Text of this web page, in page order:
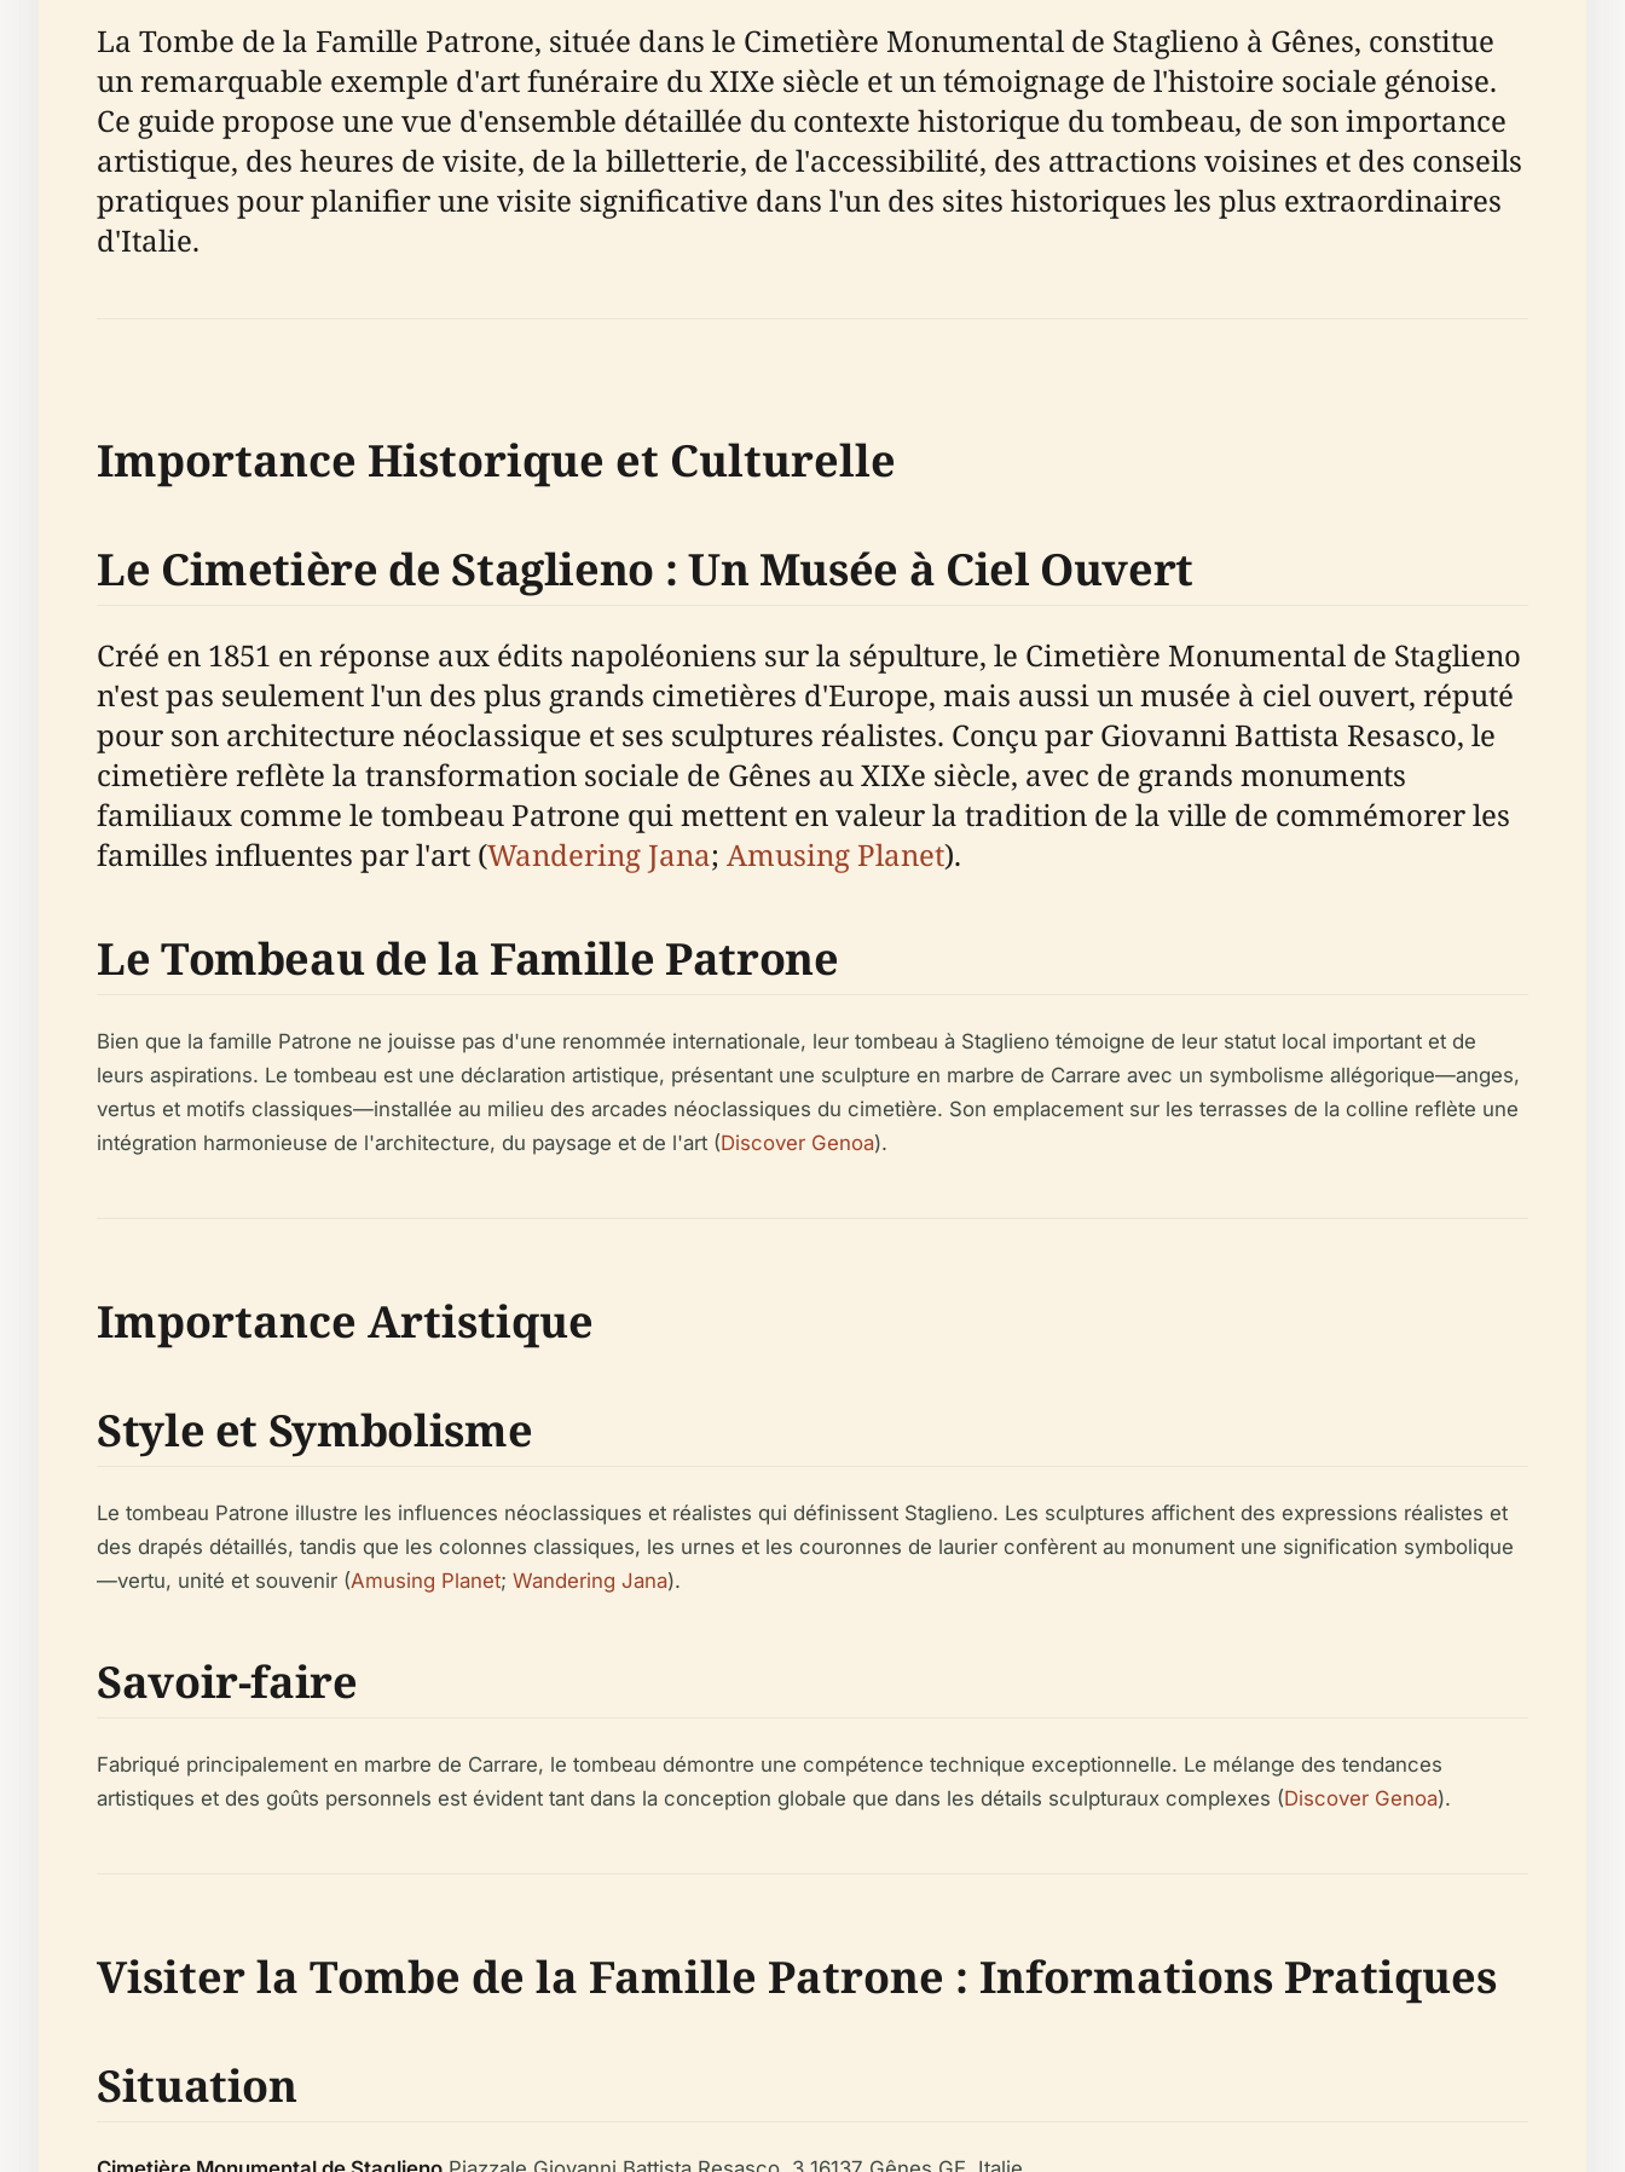
La Tombe de la Famille Patrone, située dans le Cimetière Monumental de Staglieno à Gênes, constitue
un remarquable exemple d'art funéraire du XIXe siècle et un témoignage de l'histoire sociale génoise.
Ce guide propose une vue d'ensemble détaillée du contexte historique du tombeau, de son importance
artistique, des heures de visite, de la billetterie, de l'accessibilité, des attractions voisines et des conseils
pratiques pour planifier une visite significative dans l'un des sites historiques les plus extraordinaires
d'Italie.
Importance Historique et Culturelle
Le Cimetière de Staglieno : Un Musée à Ciel Ouvert
Créé en 1851 en réponse aux édits napoléoniens sur la sépulture, le Cimetière Monumental de Staglieno
n'est pas seulement l'un des plus grands cimetières d'Europe, mais aussi un musée à ciel ouvert, réputé
pour son architecture néoclassique et ses sculptures réalistes. Conçu par Giovanni Battista Resasco, le
cimetière reflète la transformation sociale de Gênes au XIXe siècle, avec de grands monuments
familiaux comme le tombeau Patrone qui mettent en valeur la tradition de la ville de commémorer les
familles influentes par l'art (Wandering Jana; Amusing Planet).
Le Tombeau de la Famille Patrone
Bien que la famille Patrone ne jouisse pas d'une renommée internationale, leur tombeau à Staglieno témoigne de leur statut local important et de
leurs aspirations. Le tombeau est une déclaration artistique, présentant une sculpture en marbre de Carrare avec un symbolisme allégorique—anges,
vertus et motifs classiques—installée au milieu des arcades néoclassiques du cimetière. Son emplacement sur les terrasses de la colline reflète une
intégration harmonieuse de l'architecture, du paysage et de l'art (Discover Genoa).
Importance Artistique
Style et Symbolisme
Le tombeau Patrone illustre les influences néoclassiques et réalistes qui définissent Staglieno. Les sculptures affichent des expressions réalistes et
des drapés détaillés, tandis que les colonnes classiques, les urnes et les couronnes de laurier confèrent au monument une signification symbolique
—vertu, unité et souvenir (Amusing Planet; Wandering Jana).
Savoir-faire
Fabriqué principalement en marbre de Carrare, le tombeau démontre une compétence technique exceptionnelle. Le mélange des tendances
artistiques et des goûts personnels est évident tant dans la conception globale que dans les détails sculpturaux complexes (Discover Genoa).
Visiter la Tombe de la Famille Patrone : Informations Pratiques
Situation